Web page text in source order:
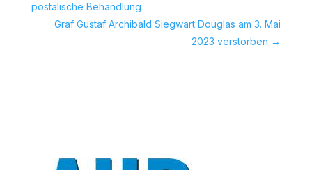
postalische Behandlung
Graf Gustaf Archibald Siegwart Douglas am 3. Mai
2023 verstorben →